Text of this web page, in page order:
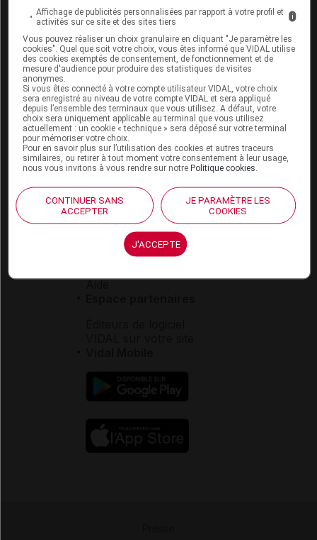
Boutique
VIDAL Expert
VIDAL Hoptimal
eVIDAL
VIDAL Mobile
VIDAL widget
VIDAL Sécurisation
VIDAL e-Services
Espace institutionnel
Qui sommes-nous ?
VIDAL France
Charte éthique et
déontologique
Service client
Aide
Affichage de publicités personnalisées par rapport à votre profil et
activités sur ce site et des sites tiers
i
Vous pouvez réaliser un choix granulaire en cliquant "Je paramètre les
cookies". Quel que soit votre choix, vous êtes informé que VIDAL utilise
des cookies exemptés de consentement, de fonctionnement et de
mesure d'audience pour produire des statistiques de visites
anonymes.
Si vous êtes connecté à votre compte utilisateur VIDAL, votre choix
sera enregistré au niveau de votre compte VIDAL et sera appliqué
depuis l’ensemble des terminaux que vous utilisez. A défaut, votre
choix sera uniquement applicable au terminal que vous utilisez
actuellement : un cookie « technique » sera déposé sur votre terminal
pour mémoriser votre choix.
Pour en savoir plus sur l’utilisation des cookies et autres traceurs
similaires, ou retirer à tout moment votre consentement à leur usage,
nous vous invitons à vous rendre sur notrePolitique cookies
CONTINUER SANS
ACCEPTER
JE PARAMÈTRE LES
COOKIES
J'ACCEPTE